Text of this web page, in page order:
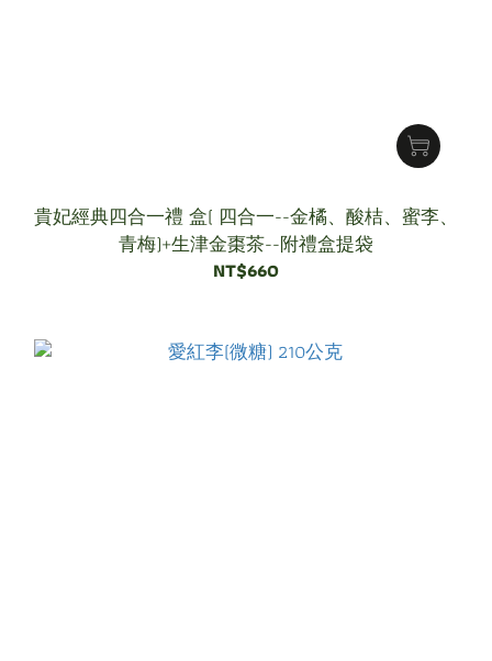
貴妃經典四合一禮 盒( 四合一--金橘、酸桔、蜜李、
青梅)+生津金棗茶--附禮盒提袋
NT$660